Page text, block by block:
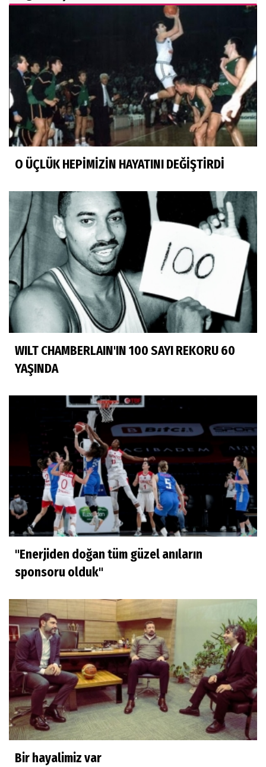
O ÜÇLÜK HEPİMİZİN HAYATINI DEĞİŞTİRDİ
WILT CHAMBERLAIN'IN 100 SAYI REKORU 60
YAŞINDA
"Enerjiden doğan tüm güzel anıların
sponsoru olduk"
Bir hayalimiz var